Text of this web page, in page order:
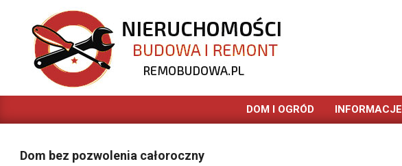
content
REMOBUDOWA.PL DOM I OGRÓD INFORMACJE
Dom bez pozwolenia całoroczny